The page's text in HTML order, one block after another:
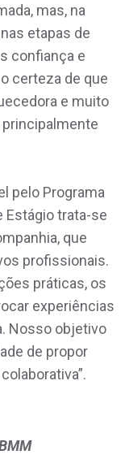
mas, na
etapas de
confiança e
certeza de que
e muito
pelo Programa
Estágio trata-se
que
profissionais.
práticas, os
experiências
Nosso objetivo
de propor